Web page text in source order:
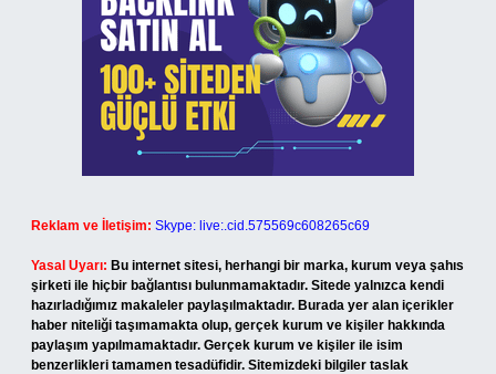
Reklam ve İletişim: Skype: live:.cid.575569c608265c69
Yasal Uyarı: Bu internet sitesi, herhangi bir marka, kurum veya şahıs
şirketi ile hiçbir bağlantısı bulunmamaktadır. Sitede yalnızca kendi
hazırladığımız makaleler paylaşılmaktadır. Burada yer alan içerikler
haber niteliği taşımamakta olup, gerçek kurum ve kişiler hakkında
paylaşım yapılmamaktadır. Gerçek kurum ve kişiler ile isim
benzerlikleri tamamen tesadüfidir. Sitemizdeki bilgiler taslak